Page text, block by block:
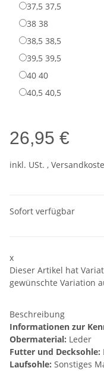
37,5 37,5
38 38
38,5 38,5
39,5 39,5
40 40
40,5 40,5
26,95 €
inkl. USt. ,
Sofort verfügbar
x
Dieser Artikel hat
gewünschte Variation
Beschreibung
Informationen zur
Obermaterial: Leder
Futter und Decksohle:
Laufsohle: Sonstiges